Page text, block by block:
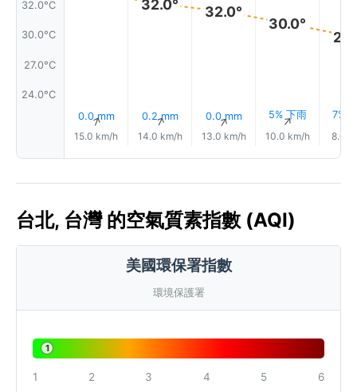
32.0°C
30.0°C
27.0°C
24.0°C
0.0 mm
↑
15.0 km/h
32.0°
0.2 mm
↑
14.0 km/h
32.0°
0.0 mm
↑
13.0 km/h
30.0°
5% 下雨
↑
10.0 km/h
7%
8.0
台北, 台灣 的空氣質素指數 (AQI)
美國環保署指數
環境保護署
1
1 2 3 4 5 6